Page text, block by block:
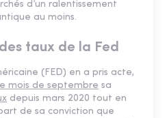
d’un ralentissement
au moins.
taux de la Fed
(FED) en a pris acte,
mois de septembre sa
depuis mars 2020 tout en
de sa conviction que